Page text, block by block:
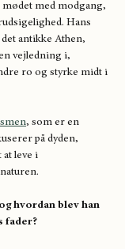
med modgang,
Hans
antikke Athen,
vejledning i,
ro og styrke midt i
, som er en
på dyden,
at leve i
hvordan blev han
fader?